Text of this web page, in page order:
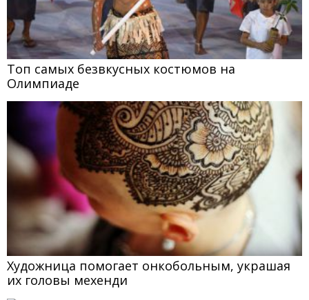
Топ самых безвкусных костюмов на
Олимпиаде
Художница помогает онкобольным, украшая
их головы мехенди